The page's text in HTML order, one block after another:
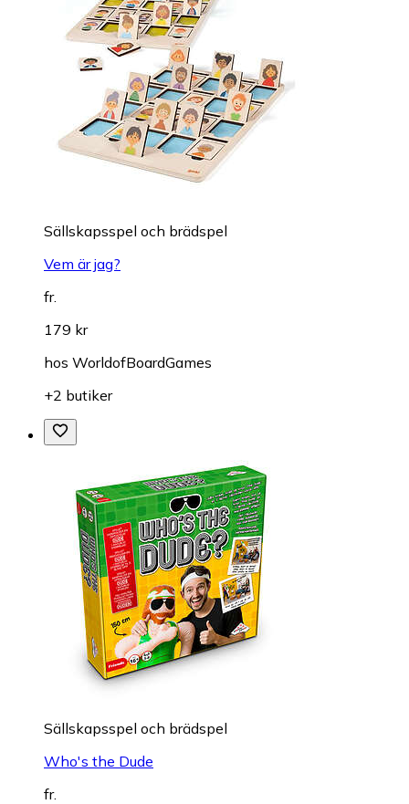
Sällskapsspel och brädspel
Vem är jag?
fr.
179 kr
hos WorldofBoardGames
+2 butiker
Sällskapsspel och brädspel
Who's the Dude
fr.